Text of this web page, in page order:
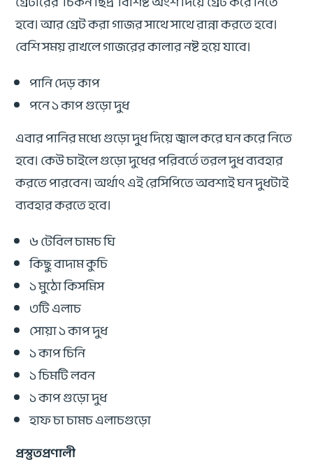
হবে। আর গ্রেট করা গাজর সাথে সাথে রান্না করতে হবে।
বেশি সময় রাখলে গাজরের কালার নষ্ট হয়ে যাবে।
পানি দেড় কাপ
পনে ১ কাপ গুড়ো দুধ
এবার পানির মধ্যে গুড়ো দুধ দিয়ে জ্বাল করে ঘন করে নিতে
হবে। কেউ চাইলে গুড়ো দুধের পরিবর্তে তরল দুধ ব্যবহার
করতে পারবেন। অর্থাৎ এই রেসিপিতে অবশ্যই ঘন দুধটাই
ব্যবহার করতে হবে।
৬ টেবিল চামচ ঘি
কিছু বাদাম কুচি
১ মুঠো কিসমিস
৩টি এলাচ
সোয়া ১ কাপ দুধ
১ কাপ চিনি
১ চিমটি লবন
১ কাপ গুড়ো দুধ
হাফ চা চামচ এলাচগুড়ো
প্রস্তুতপ্রণালী